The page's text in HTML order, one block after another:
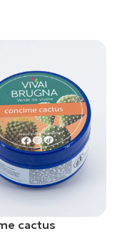
cactus